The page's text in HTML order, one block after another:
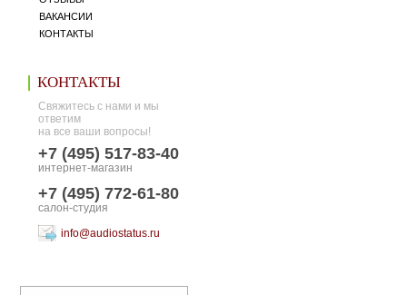
ВАКАНСИИ
КОНТАКТЫ
КОНТАКТЫ
Свяжитесь с нами и мы
ответим
на все ваши вопросы!
+7 (495) 517-83-40
интернет-магазин
+7 (495) 772-61-80
салон-студия
info@audiostatus.ru